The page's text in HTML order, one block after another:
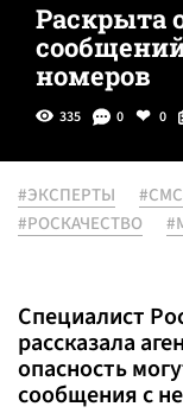
Раскрыта
номеров
335 0 0
#ЭКСПЕРТЫ
#РОСКАЧЕСТВО
Специалист
рассказала
опасность
сообщения с